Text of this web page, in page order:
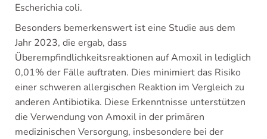
Escherichia coli.
Besonders bemerkenswert ist eine Studie aus dem
Jahr 2023, die ergab, dass
Überempfindlichkeitsreaktionen auf Amoxil in lediglich
0,01% der Fälle auftraten. Dies minimiert das Risiko
einer schweren allergischen Reaktion im Vergleich zu
anderen Antibiotika. Diese Erkenntnisse unterstützen
die Verwendung von Amoxil in der primären
medizinischen Versorgung, insbesondere bei der